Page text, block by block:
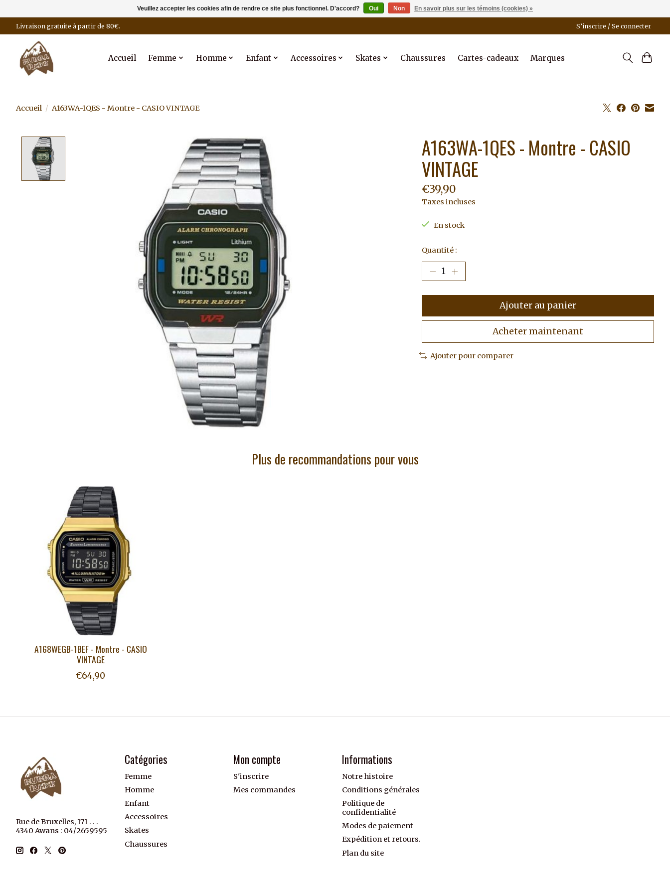
Livraison gratuite à partir de 80€. S’inscrire / Se connecter
Accueil Femme Homme Enfant Accessoires Skates Chaussures Cartes-cadeaux Marques
Accueil / A163WA-1QES - Montre - CASIO VINTAGE
Product image slideshow Items A163WA-1QES - Montre - CASIO
VINTAGE
€39,90
Taxes incluses
En stock
Quantité :
Ajouter au panier
Acheter maintenant
Ajouter pour comparer
Plus de recommandations pour vous
Articles du carrousel de produits
A168WEGB-1BEF - Montre - CASIO
VINTAGE
€64,90
Rue de Bruxelles, 171 . . .
4340 Awans : 04/2659595
Catégories
Femme
Homme
Enfant
Accessoires
Skates
Chaussures
Mon compte
S'inscrire
Mes commandes
Informations
Notre histoire
Conditions générales
Politique de
confidentialité
Modes de paiement
Expédition et retours.
Plan du site
Veuillez accepter les cookies afin de rendre ce site plus fonctionnel. D'accord? Oui Non En savoir plus sur les témoins (cookies) »